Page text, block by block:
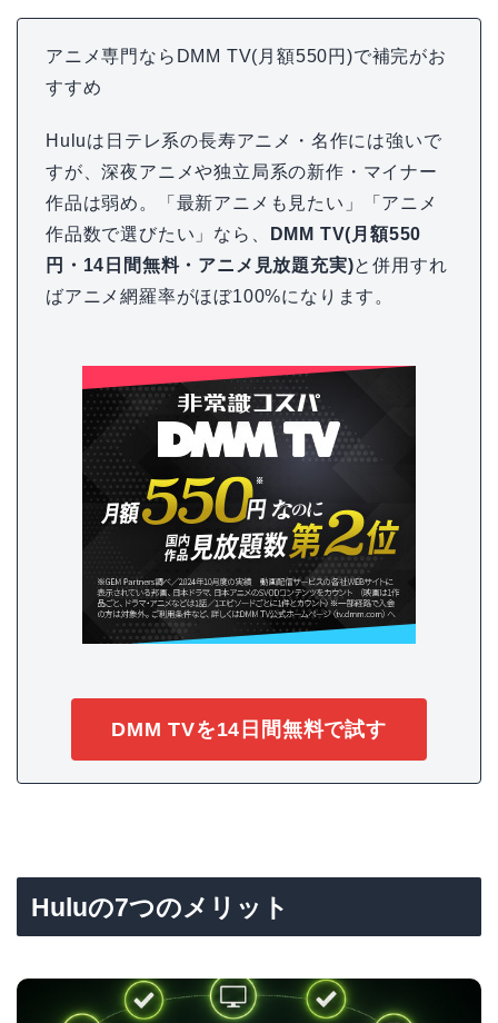
アニメ専門ならDMM TV(月額550円)で補完がお
すすめ
Huluは日テレ系の長寿アニメ・名作には強いで
すが、深夜アニメや独立局系の新作・マイナー
作品は弱め。「最新アニメも見たい」「アニメ
作品数で選びたい」なら、
DMM TV(月額550
円・14日間無料・アニメ見放題充実)と併用すれ
ばアニメ網羅率がほぼ100%になります。
DMM TVを14日間無料で試す
Huluの7つのメリット